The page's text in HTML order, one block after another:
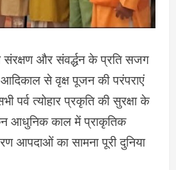
संरक्षण और संवर्द्धन के प्रति सजग
से वृक्ष पूजन की परंपराएं
त्योहार प्रकृति की सुरक्षा के
आधुनिक काल में प्राकृतिक
आपदाओं का सामना पूरी दुनिया